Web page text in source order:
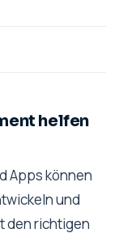
helfen
Apps können
und
den richtigen